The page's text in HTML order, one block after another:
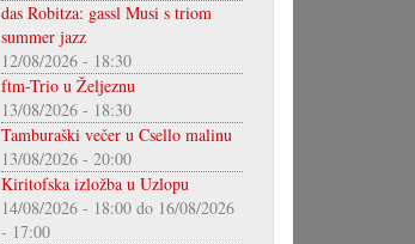
das Robitza: gassl Musi s triom
summer jazz
12/08/2026 - 18:30
ftm-Trio u Željeznu
13/08/2026 - 18:30
Tamburaški večer u Csello malinu
13/08/2026 - 20:00
Kiritofska izložba u Uzlopu
14/08/2026 - 18:00do 16/08/2026
- 17:00